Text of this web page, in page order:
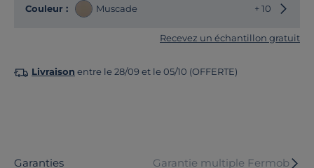
Couleur : Muscade + 10
Recevez un échantillon gratuit
Livraison entre le 28/09 et le 05/10 (OFFERTE)
Garanties Garantie multiple Fermob